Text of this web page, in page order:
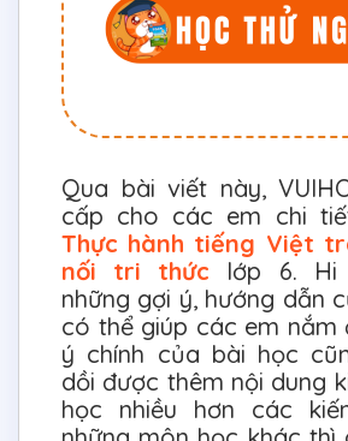
Qua bài viết này,
cấp cho các em chi
Thực hành tiếng Việt
nối tri thức lớp 6. Hi
những gợi ý, hướng dẫn
có thể giúp các em nắm
ý chính của bài học
dồi được thêm nội dung
học nhiều hơn các